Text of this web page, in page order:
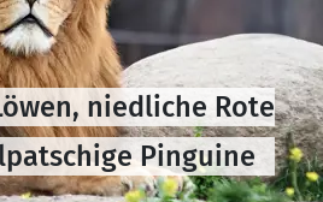
niedliche Rote
Pinguine